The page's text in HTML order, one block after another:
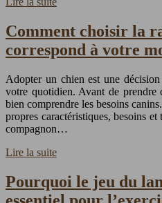
Comment choisir la
correspond à votre
Adopter un chien est une
votre quotidien. Avant de prendre
bien comprendre les besoins
propres caractéristiques, besoins
compagnon…
Lire la suite
Pourquoi le jeu du